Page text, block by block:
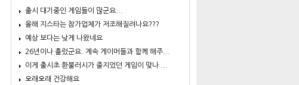
출시 대기중인 게임들이 많군요...
올해 지스타는 참가업체가 저조해질려나요???
예상 보다는 낮게 나왔네요
26년이나 흘렀군요. 계속 게이머들과 함께 해주...
이게 출시초 환불러시가 줄지었던 게임이 맞나 ...
오래오래 건강해요